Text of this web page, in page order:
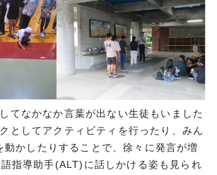
てなかなか言葉が出ない生徒もいました
としてアクティビティを行ったり、みん
動かしたりすることで、徐々に発言が増
指導助手(ALT)に話しかける姿も見られ